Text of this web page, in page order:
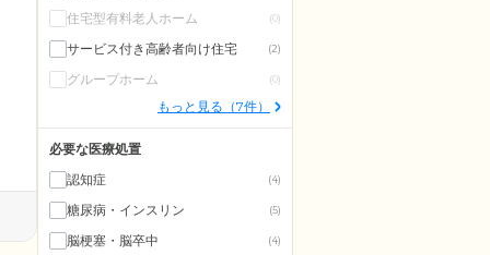
住宅型有料老人ホーム (0)
サービス付き高齢者向け住宅 (2)
グループホーム (0)
もっと見る（7件）
必要な医療処置
認知症
(4)
糖尿病・インスリン (5)
脳梗塞・脳卒中 (4)